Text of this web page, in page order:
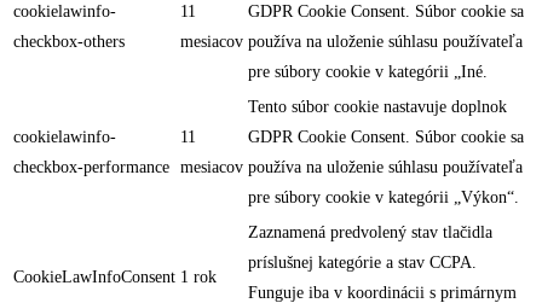
cookielawinfo-
checkbox-others
11
mesiacov
GDPR Cookie Consent. Súbor cookie sa
používa na uloženie súhlasu používateľa
pre súbory cookie v kategórii „Iné.
cookielawinfo-
checkbox-performance
11
mesiacov
Tento súbor cookie nastavuje doplnok
GDPR Cookie Consent. Súbor cookie sa
používa na uloženie súhlasu používateľa
pre súbory cookie v kategórii „Výkon“.
CookieLawInfoConsent 1 rok
Zaznamená predvolený stav tlačidla
príslušnej kategórie a stav CCPA.
Funguje iba v koordinácii s primárnym